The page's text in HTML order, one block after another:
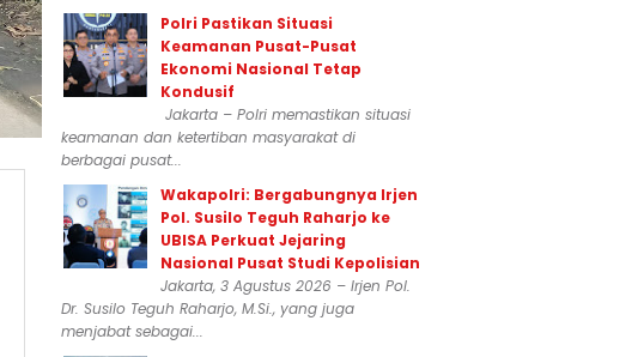
Polri Pastikan Situasi
Keamanan Pusat-Pusat
Ekonomi Nasional Tetap
Kondusif
Jakarta – Polri memastikan situasi
keamanan dan ketertiban masyarakat di
berbagai pusat...
Wakapolri: Bergabungnya Irjen
Pol. Susilo Teguh Raharjo ke
UBISA Perkuat Jejaring
Nasional Pusat Studi Kepolisian
Jakarta, 3 Agustus 2026 – Irjen Pol.
Dr. Susilo Teguh Raharjo, M.Si., yang juga
menjabat sebagai...